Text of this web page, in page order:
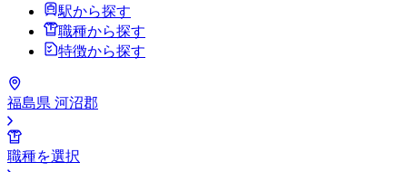
駅から探す
職種から探す
特徴から探す
福島県 河沼郡
職種を選択